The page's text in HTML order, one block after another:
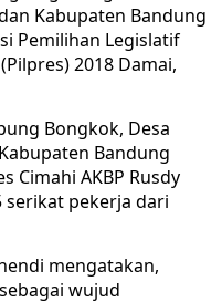
Kabupaten Bandung
Pemilihan Legislatif
2018 Damai,
Bongkok, Desa
Bandung
Cimahi AKBP Rusdy
serikat pekerja dari
mengatakan,
wujud